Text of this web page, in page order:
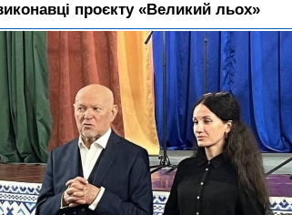
проєкту «Великий льох»